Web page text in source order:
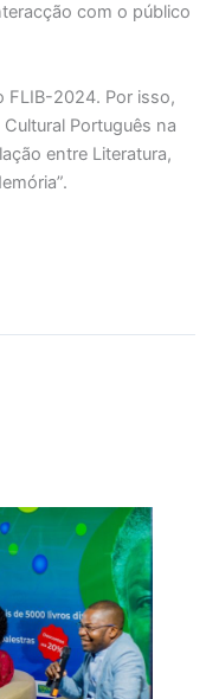
com o público
FLIB-2024. Por isso,
Português na
entre Literatura,